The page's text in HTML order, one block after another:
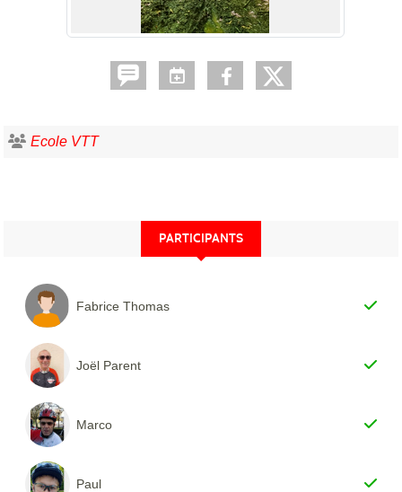
Ecole VTT
PARTICIPANTS
Fabrice Thomas
Joël Parent
Marco
Paul